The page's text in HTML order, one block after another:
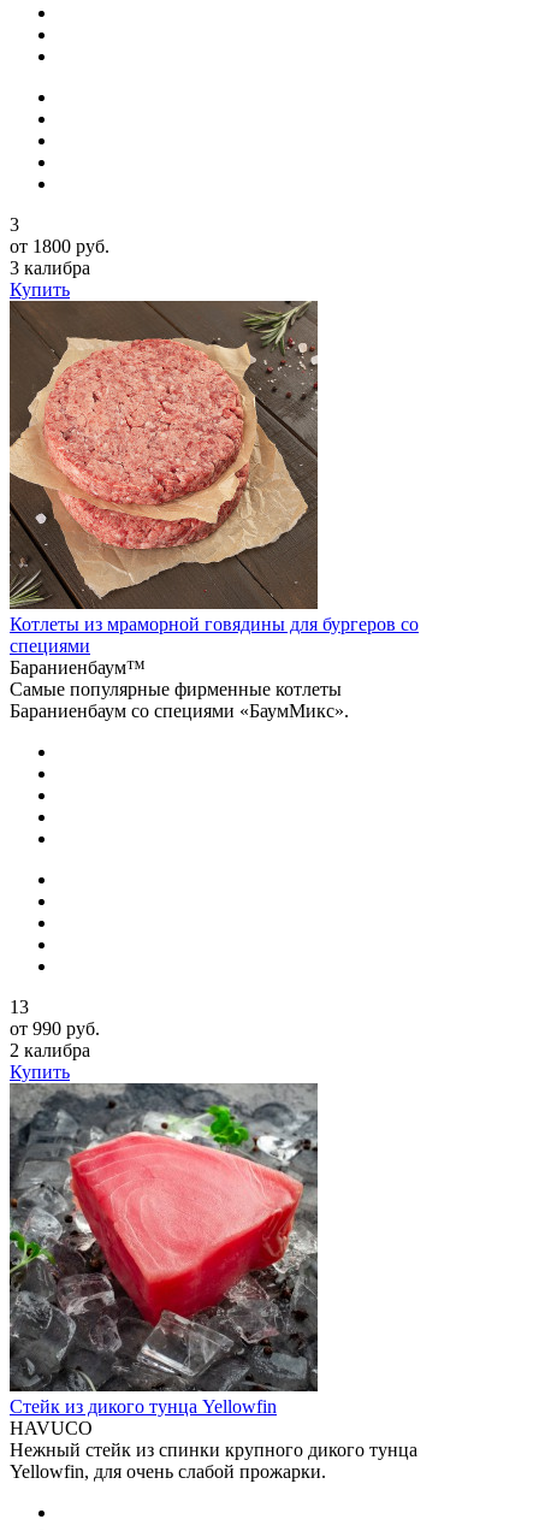
3
от 1800 руб.
3 калибра
Купить
Котлеты из мраморной говядины для бургеров со
специями
Бараниенбаум™
Самые популярные фирменные котлеты
Бараниенбаум со специями «БаумМикс».
13
от 990 руб.
2 калибра
Купить
Стейк из дикого тунца Yellowfin
HAVUCO
Нежный стейк из спинки крупного дикого тунца
Yellowfin, для очень слабой прожарки.